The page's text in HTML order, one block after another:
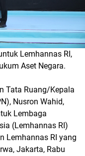
Lemhannas RI,
Aset Negara.
Tata Ruang/Kepala
Nusron Wahid,
Lembaga
(Lemhannas RI)
Lemhannas RI yang
Jakarta, Rabu